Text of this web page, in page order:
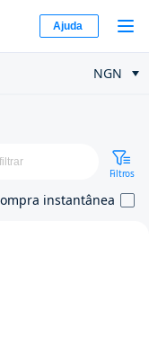
Ajuda
NGN
Filtros
instantânea